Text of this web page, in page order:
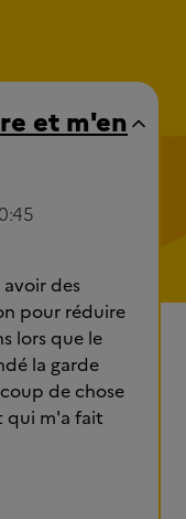
et m'en
des
pour réduire
lors que le
la garde
de chose
qui m'a fait